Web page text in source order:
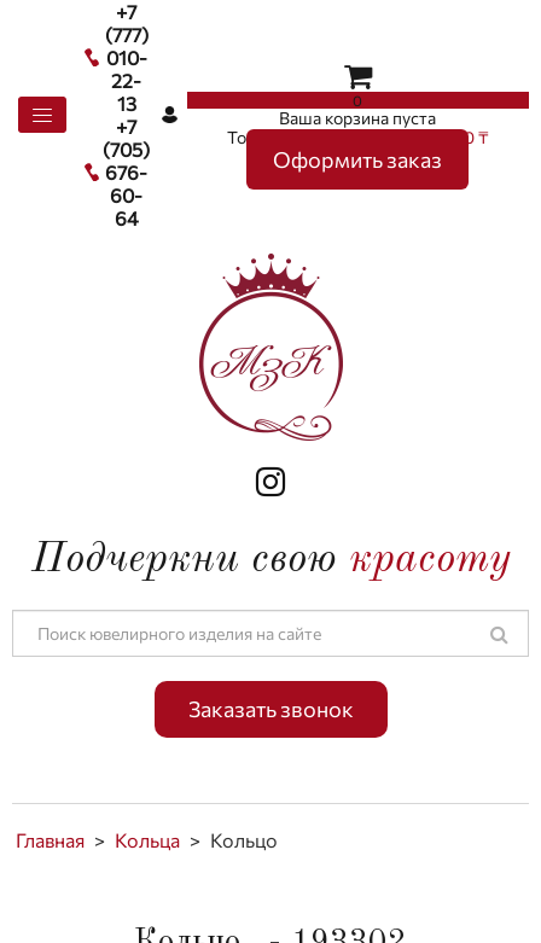
+7
(777)
010-
22-
13
+7
(705)
676-
60-
64
0
Ваша корзина пуста
Товаров в корзине
на сумму0 ₸
Оформить заказ
Подчеркни свою красоту
Заказать звонок
Главная > Кольца > Кольцо